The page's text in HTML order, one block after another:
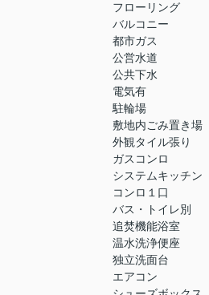
フローリング
バルコニー
都市ガス
公営水道
公共下水
電気有
駐輪場
敷地内ごみ置き場
外観タイル張り
ガスコンロ
システムキッチン
コンロ１口
バス・トイレ別
追焚機能浴室
温水洗浄便座
独立洗面台
エアコン